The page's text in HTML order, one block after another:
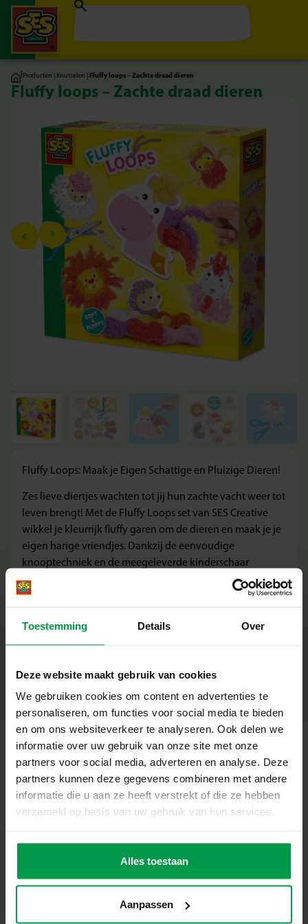
Toestemming Details Over
Deze website maakt gebruik van cookies
We gebruiken cookies om content en advertenties te
personaliseren, om functies voor social media te bieden
en om ons websiteverkeer te analyseren. Ook delen we
informatie over uw gebruik van onze site met onze
partners voor social media, adverteren en analyse. Deze
partners kunnen deze gegevens combineren met andere
informatie die u aan ze heeft verstrekt of die ze hebben
verzameld op basis van uw gebruik van hun services.
Alles toestaan
Aanpassen
|Producten | Knutselen | Fluffy loops – Zachte draad dieren
Fluffy loops – Zachte draad dieren
Fluffy Loops: Maak je Eigen Schattige en Pluizige Dieren!
Zes lieve diertjes wachten tot jij hun zachte vacht weer tot
leven brengt! Met de Fluffy Loops set van SES Creative
wikkel je kleurrijk fluffy garen om de dieren en maak je je
eigen harige vriendjes. Dankzij de eenvoudige
knooptechniek en de meegeleverde kinderschaar
kunnen kinderen direct aan de slag.
Fluffy garen in roze, paars en wit
Waarom deze set geweldig is
Creëer zes unieke, zachte dieren met fluffy garen
Stimuleert fijne motoriek, concentratie en creativiteit
Veilig en eenvoudig: inclusief kinderschaar en duidelijke
Geschikt voor kinderen vanaf 5 jaar
Hoe werkt het?
Kies een van de zes dieren en wikkel het zachte garen om
+
Productnummer
14010
Deel dit product
Gerelateerde producten
Vingerverf
kleuren x 110ml
Minimale
2+